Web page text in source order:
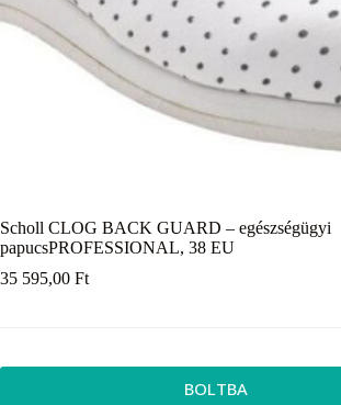
Scholl CLOG BACK GUARD – egészségügyi
papucsPROFESSIONAL, 38 EU
35 595,00 Ft
BOLTBA